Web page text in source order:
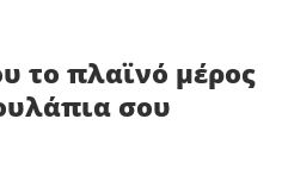
το πλαϊνό μέρος
σου